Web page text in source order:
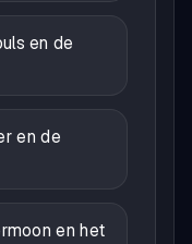
en de
en de
en het